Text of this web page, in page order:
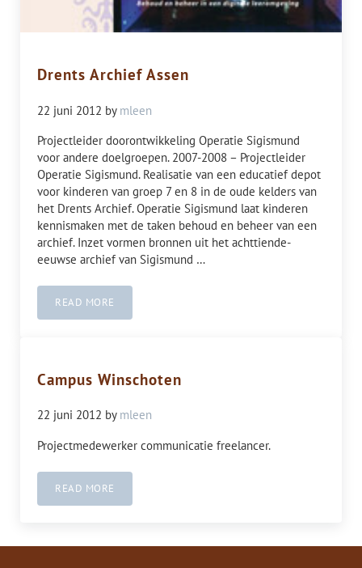
Drents Archief Assen
22 juni 2012 by mleen
Projectleider doorontwikkeling Operatie Sigismund
voor andere doelgroepen. 2007-2008 – Projectleider
Operatie Sigismund. Realisatie van een educatief depot
voor kinderen van groep 7 en 8 in de oude kelders van
het Drents Archief. Operatie Sigismund laat kinderen
kennismaken met de taken behoud en beheer van een
archief. Inzet vormen bronnen uit het achttiende-
eeuwse archief van Sigismund …
READ MOREDRENTS ARCHIEF ASSEN
Campus Winschoten
22 juni 2012 by mleen
Projectmedewerker communicatie freelancer.
READ MORECAMPUS WINSCHOTEN